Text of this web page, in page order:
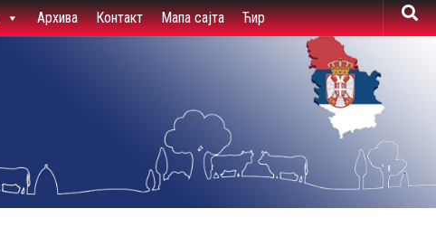
Архива Контакт Мапа сајта Ћир